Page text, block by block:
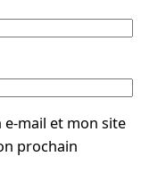
mail et mon site
prochain